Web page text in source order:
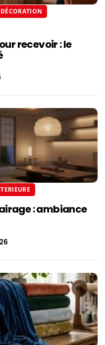
DÉCORATION
recevoir : le
: ambiance